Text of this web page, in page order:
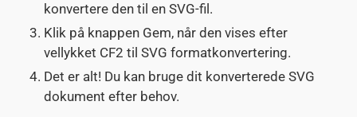
konvertere den til en SVG-fil.
Klik på knappen Gem, når den vises efter
vellykket CF2 til SVG formatkonvertering.
Det er alt! Du kan bruge dit konverterede SVG
dokument efter behov.